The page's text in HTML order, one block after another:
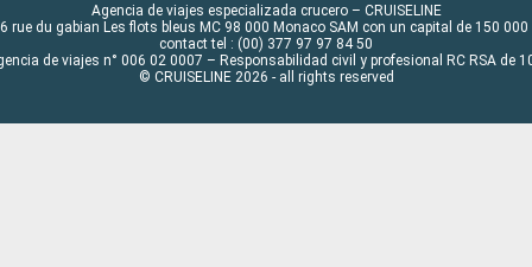
Agencia de viajes especializada crucero – CRUISELINE
rue du gabian Les flots bleus MC 98 000 Monaco SAM con un capital de 150 000
contact tel : (00) 377 97 97 84 50
de viajes n° 006 02 0007 – Responsabilidad civil y profesional RC RSA de
© CRUISELINE 2026 - all rights reserved